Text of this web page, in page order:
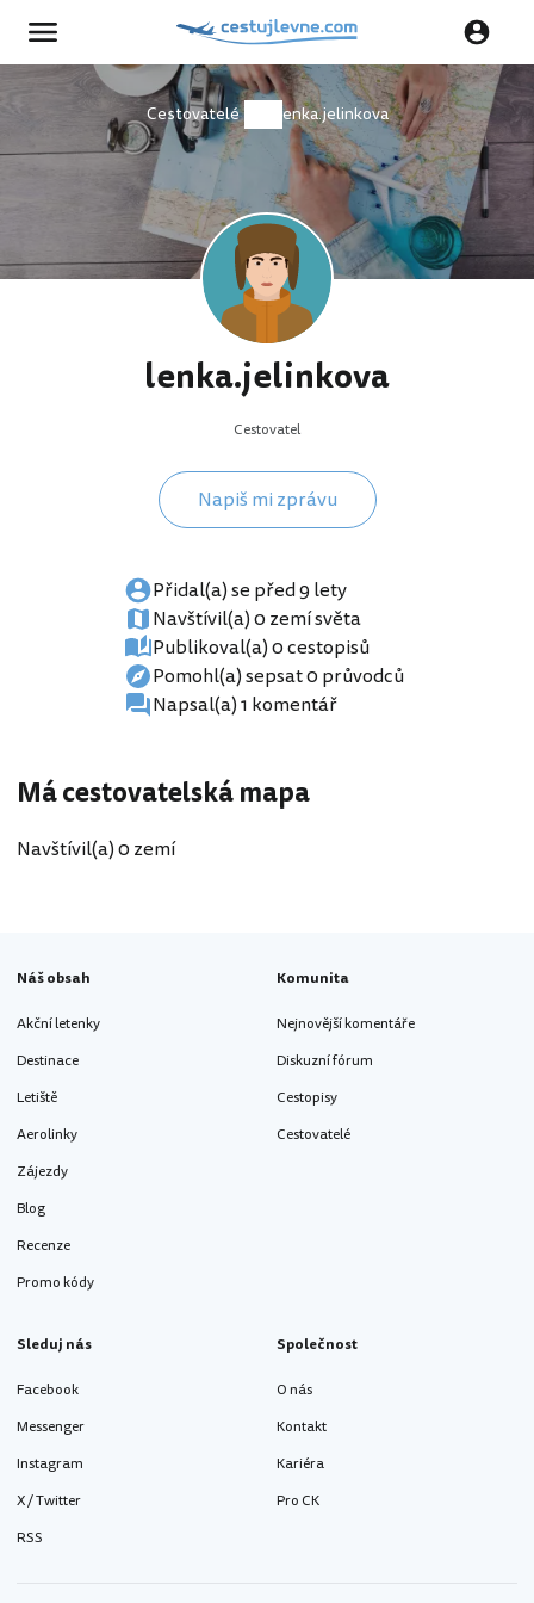
Cestovatelé lenka.jelinkova
lenka.jelinkova
Cestovatel
Napiš mi zprávu
Přidal(a) se před 9 lety
Navštívil(a) 0 zemí světa
Publikoval(a) 0 cestopisů
Pomohl(a) sepsat 0 průvodců
Napsal(a) 1 komentář
Má cestovatelská mapa
Navštívil(a) 0 zemí
Náš obsah
Akční letenky
Destinace
Letiště
Aerolinky
Zájezdy
Blog
Recenze
Promo kódy
Komunita
Nejnovější komentáře
Diskuzní fórum
Cestopisy
Cestovatelé
Sleduj nás
Facebook
Messenger
Instagram
X / Twitter
RSS
Společnost
O nás
Kontakt
Kariéra
Pro CK